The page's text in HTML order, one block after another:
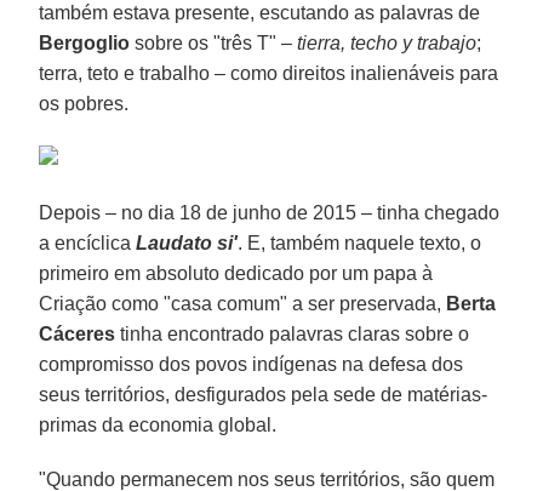
também estava presente, escutando as palavras de
Bergoglio sobre os "três T" –tierra, techo y trabajo;
terra, teto e trabalho – como direitos inalienáveis para
os pobres.
Depois – no dia 18 de junho de 2015 – tinha chegado
a encíclicaLaudato si'. E, também naquele texto, o
primeiro em absoluto dedicado por um papa à
Criação como "casa comum" a ser preservada, Berta
Cáceres tinha encontrado palavras claras sobre o
compromisso dos povos indígenas na defesa dos
seus territórios, desfigurados pela sede de matérias-
primas da economia global.
"Quando permanecem nos seus territórios, são quem